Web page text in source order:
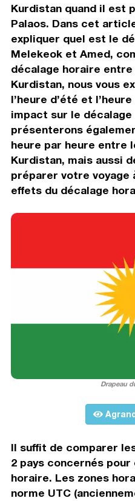
Kurdistan quand il est
Palaos. Dans cet
expliquer quel est le
Melekeok et Amed,
décalage horaire
Kurdistan, nous vous
l’heure d’été et
impact sur le décalage
présenterons
heure par heure entre
Kurdistan, mais aussi
préparer votre voyage
effets du décalage
Drapeau
Il suffit de comparer
2 pays concernés
horaire. Les zones
norme UTC